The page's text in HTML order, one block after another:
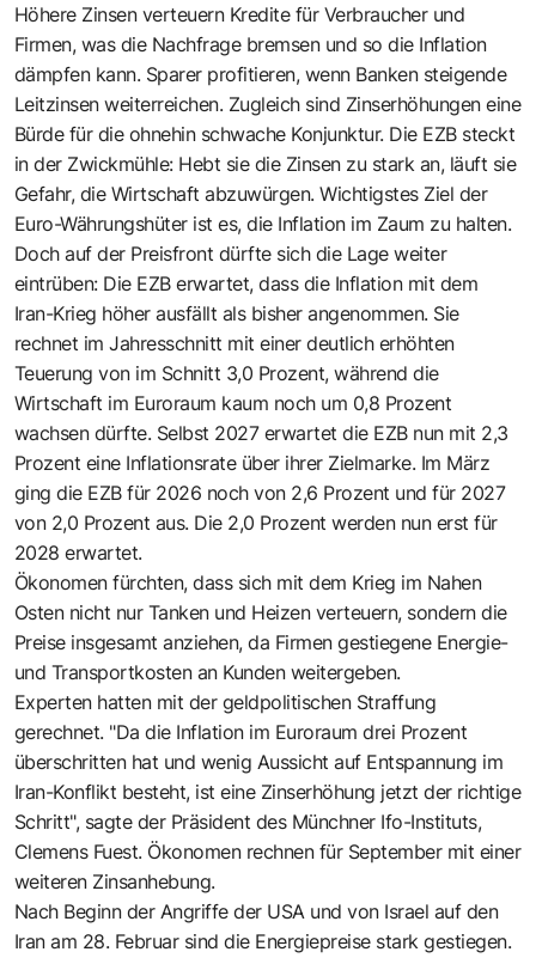
Höhere Zinsen verteuern Kredite für Verbraucher und
Firmen, was die Nachfrage bremsen und so die Inflation
dämpfen kann. Sparer profitieren, wenn Banken steigende
Leitzinsen weiterreichen. Zugleich sind Zinserhöhungen eine
Bürde für die ohnehin schwache Konjunktur. Die EZB steckt
in der Zwickmühle: Hebt sie die Zinsen zu stark an, läuft sie
Gefahr, die Wirtschaft abzuwürgen. Wichtigstes Ziel der
Euro-Währungshüter ist es, die Inflation im Zaum zu halten.
Doch auf der Preisfront dürfte sich die Lage weiter
eintrüben: Die EZB erwartet, dass die Inflation mit dem
Iran-Krieg höher ausfällt als bisher angenommen. Sie
rechnet im Jahresschnitt mit einer deutlich erhöhten
Teuerung von im Schnitt 3,0 Prozent, während die
Wirtschaft im Euroraum kaum noch um 0,8 Prozent
wachsen dürfte. Selbst 2027 erwartet die EZB nun mit 2,3
Prozent eine Inflationsrate über ihrer Zielmarke. Im März
ging die EZB für 2026 noch von 2,6 Prozent und für 2027
von 2,0 Prozent aus. Die 2,0 Prozent werden nun erst für
2028 erwartet.
Ökonomen fürchten, dass sich mit dem Krieg im Nahen
Osten nicht nur Tanken und Heizen verteuern, sondern die
Preise insgesamt anziehen, da Firmen gestiegene Energie-
und Transportkosten an Kunden weitergeben.
Experten hatten mit der geldpolitischen Straffung
gerechnet. "Da die Inflation im Euroraum drei Prozent
überschritten hat und wenig Aussicht auf Entspannung im
Iran-Konflikt besteht, ist eine Zinserhöhung jetzt der richtige
Schritt", sagte der Präsident des Münchner Ifo-Instituts,
Clemens Fuest. Ökonomen rechnen für September mit einer
weiteren Zinsanhebung.
Nach Beginn der Angriffe der USA und von Israel auf den
Iran am 28. Februar sind die Energiepreise stark gestiegen.